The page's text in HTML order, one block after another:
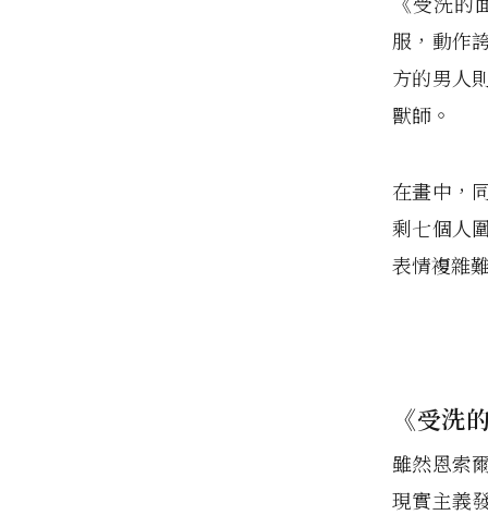
服，動作
方的男人
獸師。
在畫中，
剩七個人
表情複雜
《受洗
雖然恩索
現實主義